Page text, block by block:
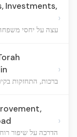
Investments,
עצה על יחסי
›
ברכות, התחזקות
›
הדרכה על שיפור
›